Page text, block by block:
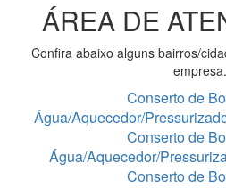
ÁREA DE
Confira abaixo alguns bairros/
empresa.
Conserto de
Água/Aquecedor/
Conserto de
Água/Aquecedor/
Conserto de